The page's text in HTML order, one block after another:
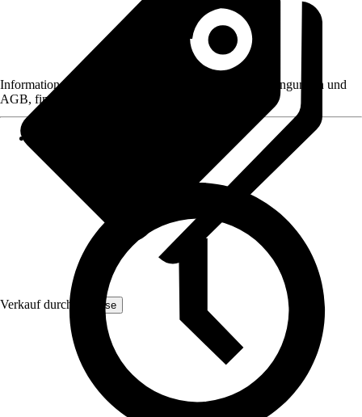
Verkauf durch: Yulisse
Informationen des Verkäufers, wie z. B. Rückgabebedingungen und
AGB, finden Sie bei Klick auf den Verkäufernamen.